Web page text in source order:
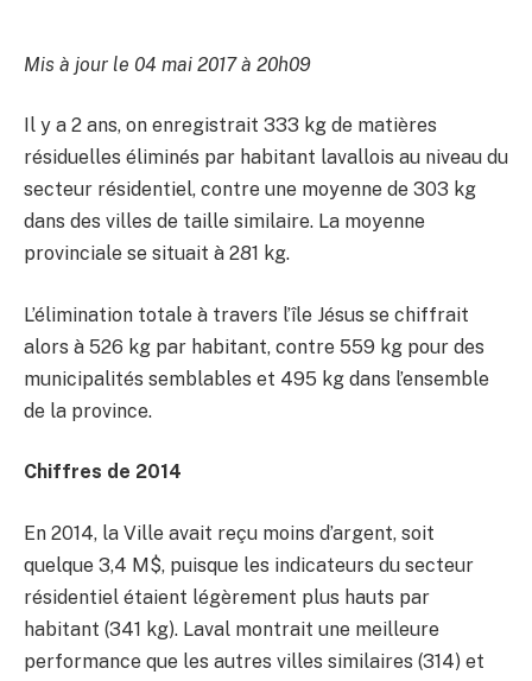
Mis à jour le 04 mai 2017 à 20h09
Il y a 2 ans, on enregistrait 333 kg de matières
résiduelles éliminés par habitant lavallois au niveau du
secteur résidentiel, contre une moyenne de 303 kg
dans des villes de taille similaire. La moyenne
provinciale se situait à 281 kg.
L’élimination totale à travers l’île Jésus se chiffrait
alors à 526 kg par habitant, contre 559 kg pour des
municipalités semblables et 495 kg dans l’ensemble
de la province.
Chiffres de 2014
En 2014, la Ville avait reçu moins d’argent, soit
quelque 3,4 M$, puisque les indicateurs du secteur
résidentiel étaient légèrement plus hauts par
habitant (341 kg). Laval montrait une meilleure
performance que les autres villes similaires (314) et